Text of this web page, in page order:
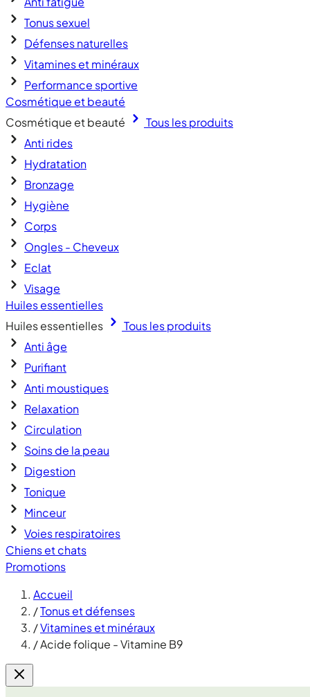
Tonus sexuel
Défenses naturelles
Vitamines et minéraux
Performance sportive
Cosmétique et beauté
Cosmétique et beauté
Tous les produits
Anti rides
Hydratation
Bronzage
Hygiène
Corps
Ongles - Cheveux
Eclat
Visage
Huiles essentielles
Huiles essentielles
Tous les produits
Anti âge
Purifiant
Anti moustiques
Relaxation
Circulation
Soins de la peau
Digestion
Tonique
Minceur
Voies respiratoires
Chiens et chats
Promotions
Accueil
/Tonus et défenses
/Vitamines et minéraux
/Acide folique - Vitamine B9